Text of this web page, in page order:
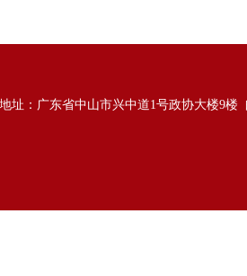
地址：广东省中山市兴中道1号政协大楼9楼